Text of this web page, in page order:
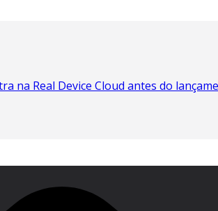
na Real Device Cloud antes do